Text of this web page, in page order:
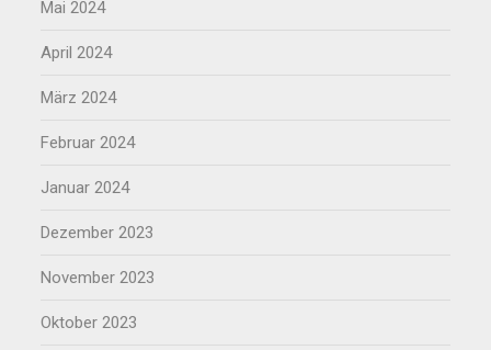
Mai 2024
April 2024
März 2024
Februar 2024
Januar 2024
Dezember 2023
November 2023
Oktober 2023